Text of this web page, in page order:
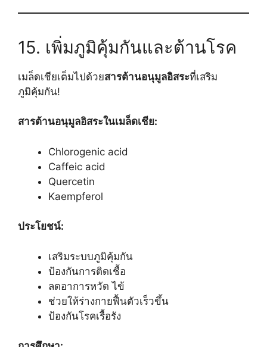
15. เพิ่มภูมิคุ้มกันและต้านโรค
เมล็ดเชียเต็มไปด้วยสารต้านอนุมูลอิสระที่เสริม
ภูมิคุ้มกัน!
สารต้านอนุมูลอิสระในเมล็ดเชีย:
Chlorogenic acid
Caffeic acid
Quercetin
Kaempferol
ประโยชน์:
เสริมระบบภูมิคุ้มกัน
ป้องกันการติดเชื้อ
ลดอาการหวัด ไข้
ช่วยให้ร่างกายฟื้นตัวเร็วขึ้น
ป้องกันโรคเรื้อรัง